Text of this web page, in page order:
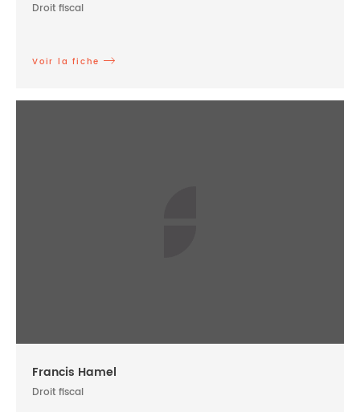
Droit fiscal
Voir la fiche
Francis Hamel
Droit fiscal